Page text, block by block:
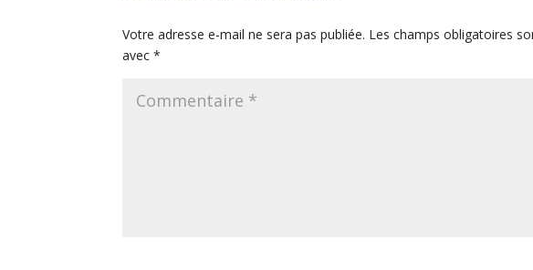
Votre adresse e-mail ne sera pas publiée. Les champs obligatoires
avec*